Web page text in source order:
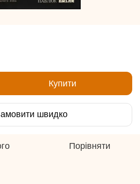
Купити
швидко
Порівняти